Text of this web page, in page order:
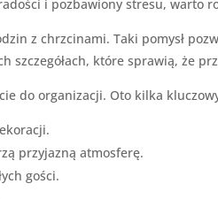
i pozbawiony stresu, warto
z chrzcinami. Taki pomysł
które sprawią, że
do organizacji. Oto kilka
przyjazną atmosferę.
gości.